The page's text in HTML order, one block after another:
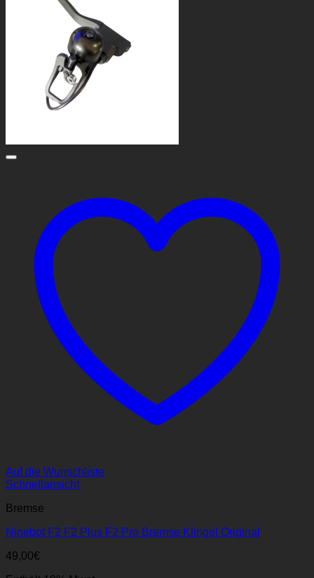
Auf die Wunschliste
Schnellansicht
Bremse
Ninebot F2 F2 Plus F2 Pro Bremse Klingel Original
49,00€